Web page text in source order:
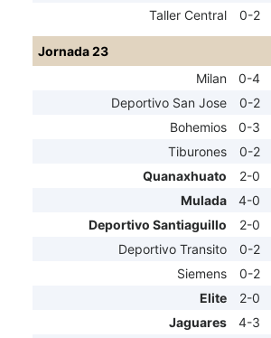
Taller Central
0-2
Jornada 23
Milan
0-4
Deportivo San Jose
0-2
Bohemios
0-3
Tiburones
0-2
Quanaxhuato
2-0
Mulada
4-0
Deportivo Santiaguillo
2-0
Deportivo Transito
0-2
Siemens
0-2
Elite
2-0
Jaguares
4-3